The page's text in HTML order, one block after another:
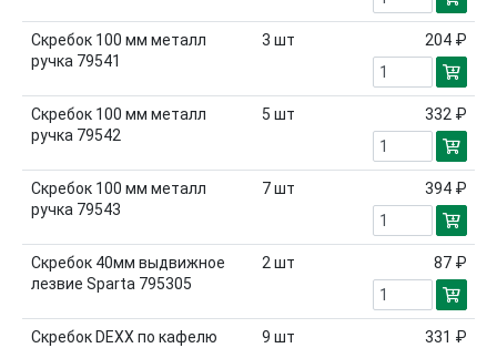
Скребок 100 мм металл
ручка 79541
3 шт 204 ₽
Скребок 100 мм металл
ручка 79542
5 шт 332 ₽
Скребок 100 мм металл
ручка 79543
7шт 394 ₽
Скребок 40мм выдвижное
лезвие Sparta 795305
2шт 87 ₽
Скребок DEXX по кафелю
9 шт 331 ₽